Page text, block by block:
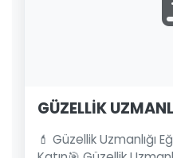
GÜZELLİK
💄 Güzellik Uzmanlığı